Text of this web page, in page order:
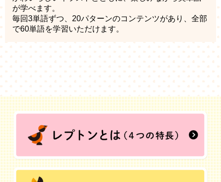
が学べます。
毎回3単語ずつ、20パターンのコンテンツがあり、全部
で60単語を学習いただけます。